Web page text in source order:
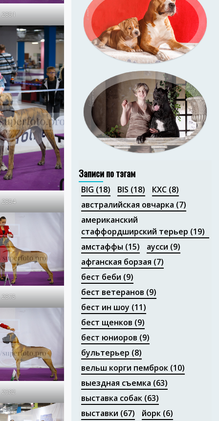
2351
2354
2375
2382
Портфолио
Портфолио
Записи по тэгам
BIG (18) BIS (18) КХС(8)
австралийская овчарка (7)
американский
стаффордширский терьер (19)
амстаффы (15) аусси (9)
афганская борзая (7)
бест беби (9)
бест ветеранов (9)
бест ин шоу (11)
бест щенков (9)
бест юниоров (9)
бультерьер (8)
вельш корги пемброк(10)
выездная съемка (63)
выставка собак(63)
выставки (67) йорк(6)